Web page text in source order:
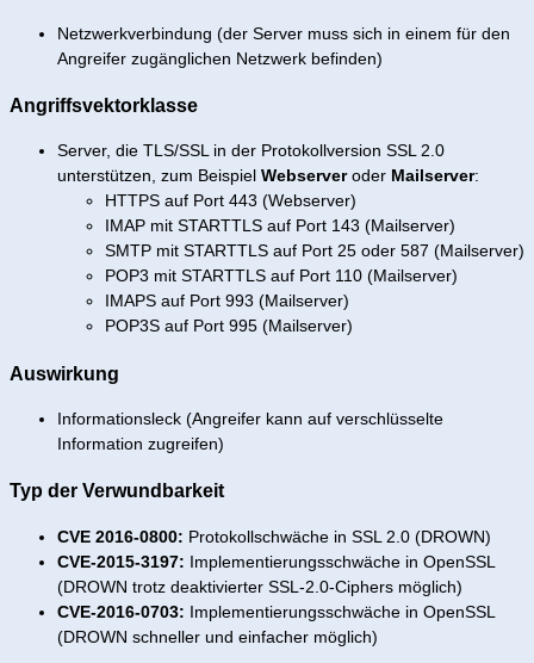
Netzwerkverbindung (der Server muss sich in einem für den
Angreifer zugänglichen Netzwerk befinden)
Angriffsvektorklasse
Server, die TLS/SSL in der Protokollversion SSL 2.0
unterstützen, zum Beispiel Webserveroder Mailserver:
HTTPS auf Port 443 (Webserver)
IMAP mit STARTTLS auf Port 143 (Mailserver)
SMTP mit STARTTLS auf Port 25 oder 587 (Mailserver)
POP3 mit STARTTLS auf Port 110 (Mailserver)
IMAPS auf Port 993 (Mailserver)
POP3S auf Port 995 (Mailserver)
Auswirkung
Informationsleck (Angreifer kann auf verschlüsselte
Information zugreifen)
Typ der Verwundbarkeit
CVE 2016-0800: Protokollschwäche in SSL 2.0 (DROWN)
CVE-2015-3197: Implementierungsschwäche in OpenSSL
(DROWN trotz deaktivierter SSL-2.0-Ciphers möglich)
CVE-2016-0703: Implementierungsschwäche in OpenSSL
(DROWN schneller und einfacher möglich)